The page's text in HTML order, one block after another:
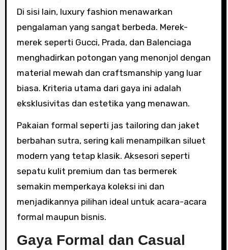
Di sisi lain, luxury fashion menawarkan
pengalaman yang sangat berbeda. Merek-
merek seperti Gucci, Prada, dan Balenciaga
menghadirkan potongan yang menonjol dengan
material mewah dan craftsmanship yang luar
biasa. Kriteria utama dari gaya ini adalah
eksklusivitas dan estetika yang menawan.
Pakaian formal seperti jas tailoring dan jaket
berbahan sutra, sering kali menampilkan siluet
modern yang tetap klasik. Aksesori seperti
sepatu kulit premium dan tas bermerek
semakin memperkaya koleksi ini dan
menjadikannya pilihan ideal untuk acara-acara
formal maupun bisnis.
Gaya Formal dan Casual